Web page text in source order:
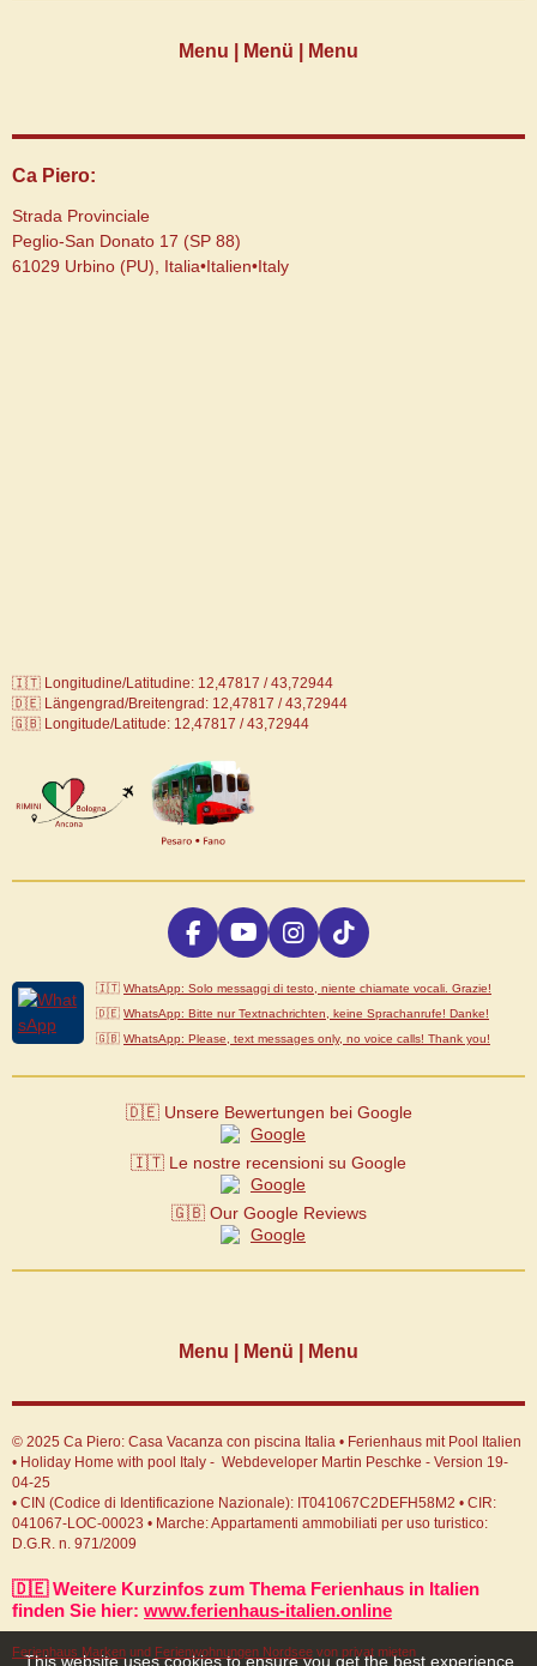
Menu | Menü | Menu
Ca Piero:
Strada Provinciale
Peglio-San Donato 17 (SP 88)
61029 Urbino (PU), Italia•Italien•Italy
🇮🇹 Longitudine/Latitudine: 12,47817 / 43,72944
🇩🇪 Längengrad/Breitengrad: 12,47817 / 43,72944
🇬🇧 Longitude/Latitude: 12,47817 / 43,72944
F
c
e
b
o
Y
u
T
u
e
I
s
t
a
r
m
T
k
T
o
🇮🇹 WhatsApp: Solo messaggi di testo, niente chiamate vocali. Grazie!
🇩🇪 WhatsApp: Bitte nur Textnachrichten, keine Sprachanrufe! Danke!
🇬🇧 WhatsApp: Please, text messages only, no voice calls! Thank you!
🇩🇪 Unsere Bewertungen bei Google
🇮🇹 Le nostre recensioni su Google
🇬🇧 Our Google Reviews
Menu | Menü | Menu
© 2025 Ca Piero: Casa Vacanza con piscina Italia • Ferienhaus mit Pool Italien
• Holiday Home with pool Italy - Webdeveloper Martin Peschke - Version 19-
04-25
• CIN (Codice di Identificazione Nazionale): IT041067C2DEFH58M2 • CIR:
041067-LOC-00023 • Marche: Appartamenti ammobiliati per uso turistico:
D.G.R. n. 971/2009
🇩🇪 Weitere Kurzinfos zum Thema Ferienhaus in Italien
finden Sie hier: www.ferienhaus-italien.online
Ferienhaus Marken und Ferienwohnungen Nordsee von privat mieten
This website uses cookies to ensure you get the best experience